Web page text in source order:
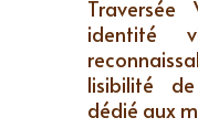
Traversée
identité
lisibilité
dédié aux